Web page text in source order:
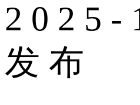
2 0 2 5 -
发 布